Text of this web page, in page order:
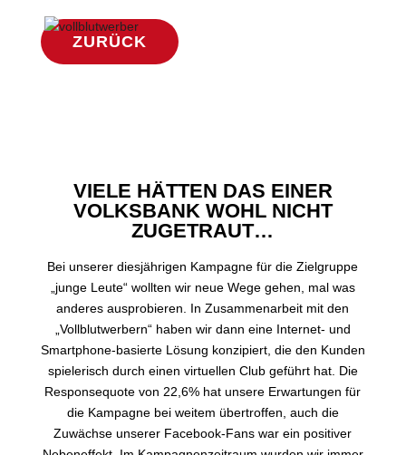
ZURÜCK
VIELE HÄTTEN DAS EINER
VOLKSBANK WOHL NICHT
ZUGETRAUT…
Bei unserer diesjährigen Kampagne für die Zielgruppe
„junge Leute“ wollten wir neue Wege gehen, mal was
anderes ausprobieren. In Zusammenarbeit mit den
„Vollblutwerbern“ haben wir dann eine Internet- und
Smartphone-basierte Lösung konzipiert, die den Kunden
spielerisch durch einen virtuellen Club geführt hat. Die
Responsequote von 22,6% hat unsere Erwartungen für
die Kampagne bei weitem übertroffen, auch die
Zuwächse unserer Facebook-Fans war ein positiver